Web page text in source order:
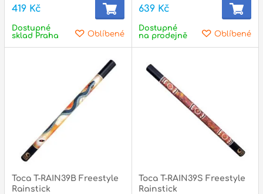
Otevírací doba
10:00 – 18:00
sobota :ZAVŘENO
ZAVŘENO
419 Kč
Oblíbené
Dostupné
sklad Praha
639 Kč
Oblíbené
Dostupné
na prodejně
Toca T-RAIN39B Freestyle
Rainstick
Toca T-RAIN39S Freestyle
Rainstick